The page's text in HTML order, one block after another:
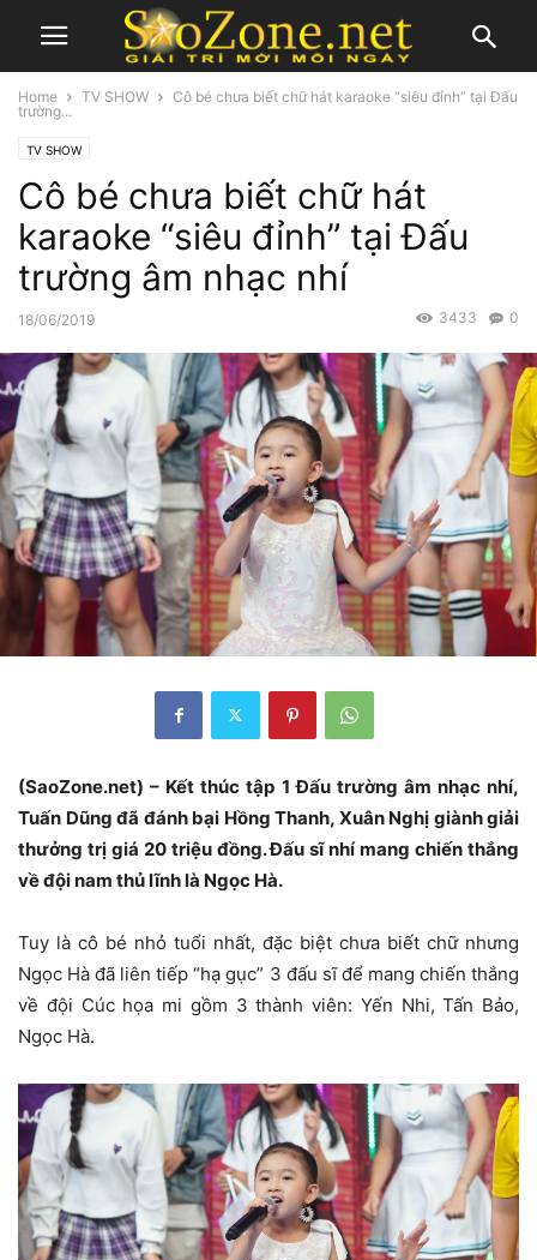
Home TV SHOW
Cô bé chưa biết chữ hát karaoke “siêu đỉnh” tại Đấu
trường...
TV SHOW
Cô bé chưa biết chữ hát
karaoke “siêu đỉnh” tại Đấu
trường âm nhạc nhí
18/06/2019 0
3433
(SaoZone.net) – Kết thúc tập 1 Đấu trường âm nhạc nhí,
Tuấn Dũng đã đánh bại Hồng Thanh, Xuân Nghị giành giải
thưởng trị giá 20 triệu đồng. Đấu sĩ nhí mang chiến thắng
về đội nam thủ lĩnh là Ngọc Hà.
Tuy là cô bé nhỏ tuổi nhất, đặc biệt chưa biết chữ nhưng
Ngọc Hà đã liên tiếp “hạ gục” 3 đấu sĩ để mang chiến thắng
về đội Cúc họa mi gồm 3 thành viên: Yến Nhi, Tấn Bảo,
Ngọc Hà.